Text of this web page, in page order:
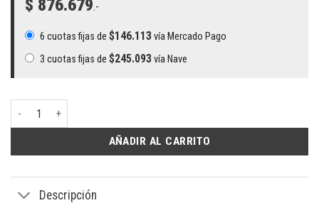
$ 876.679.-
6 cuotas fijas de $146.113vía Mercado Pago
3 cuotas fijas de $245.093vía Nave
PC Core i3 12100 – 8GB RAM – SSD 240GB cantidad
AÑADIR AL CARRITO
Descripción